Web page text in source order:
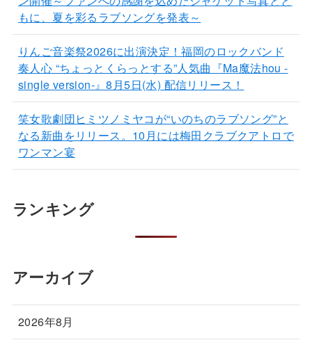
もに、夏を彩るラブソングを発表～
りんご音楽祭2026に出演決定！福岡のロックバンド
奏人心 “ちょっとくらっとする”人気曲『Ma魔法hou -
single version-』8月5日(水) 配信リリース！
笑女歌劇団ヒミツノミヤコが“いのちのラブソング”と
なる新曲をリリース。10月には梅田クラブクアトロで
ワンマン宴
ランキング
アーカイブ
2026年8月